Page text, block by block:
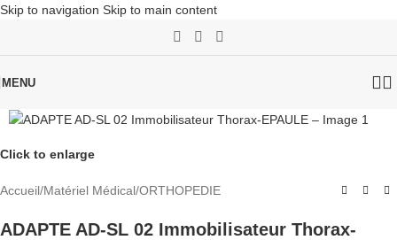
Skip to navigation Skip to main content
MENU
Click to enlarge
Accueil/Matériel Médical/ORTHOPEDIE
ADAPTE AD-SL 02 Immobilisateur Thorax-